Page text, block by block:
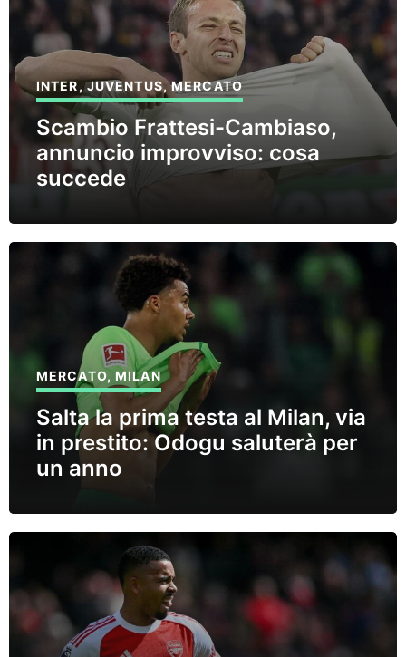
INTER,JUVENTUS,MERCATO
Scambio Frattesi-Cambiaso,
annuncio improvviso: cosa
succede
MERCATO, MILAN
Salta la prima testa al Milan, via
in prestito: Odogu saluterà per
un anno